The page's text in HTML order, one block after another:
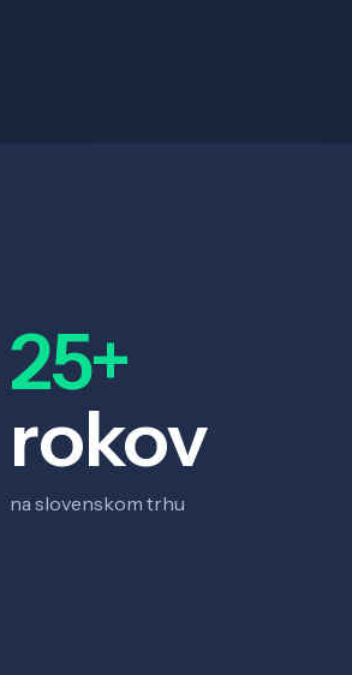
25+
rokov
na slovenskom trhu